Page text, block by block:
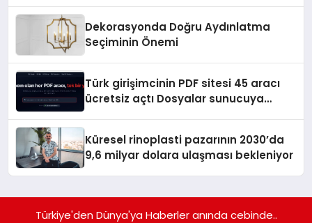
Dekorasyonda Doğru Aydınlatma
Seçiminin Önemi
Türk girişimcinin PDF sitesi 45 aracı
ücretsiz açtı Dosyalar sunucuya
Küresel rinoplasti pazarının 2030’da
9,6 milyar dolara ulaşması bekleniyor
Türkiye'den Dünya'ya Haberler anında cebinde..